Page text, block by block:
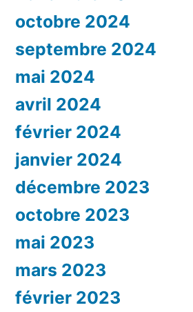
octobre 2024
septembre 2024
mai 2024
avril 2024
février 2024
janvier 2024
décembre 2023
octobre 2023
mai 2023
mars 2023
février 2023